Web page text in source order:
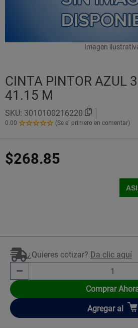
Imagen
CINTA PINTOR AZUL
41.15 M
SKU: 3010100216220
0.00
0.00
de
Estrellas!
(Se el primero en comentar)
$268.85
¿Quieres cotizar? Da clic aquí
Comprar
Añadir
Agregar al